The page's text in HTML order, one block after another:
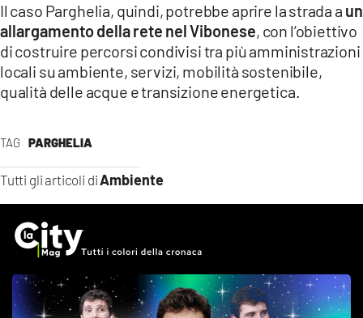
TAG PARGHELIA
Tutti gli articoli diAmbiente
Il caso Parghelia, quindi, potrebbe aprire la strada a un
allargamento della rete nel Vibonese, con l’obiettivo
di costruire percorsi condivisi tra più amministrazioni
locali su ambiente, servizi, mobilità sostenibile,
qualità delle acque e transizione energetica.